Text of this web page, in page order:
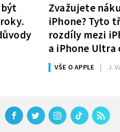
Zvažujete
iPhone? Tyto
rozdíly mezi
a iPhone Ultra
rozhodnutí
VŠE O APPLE J.